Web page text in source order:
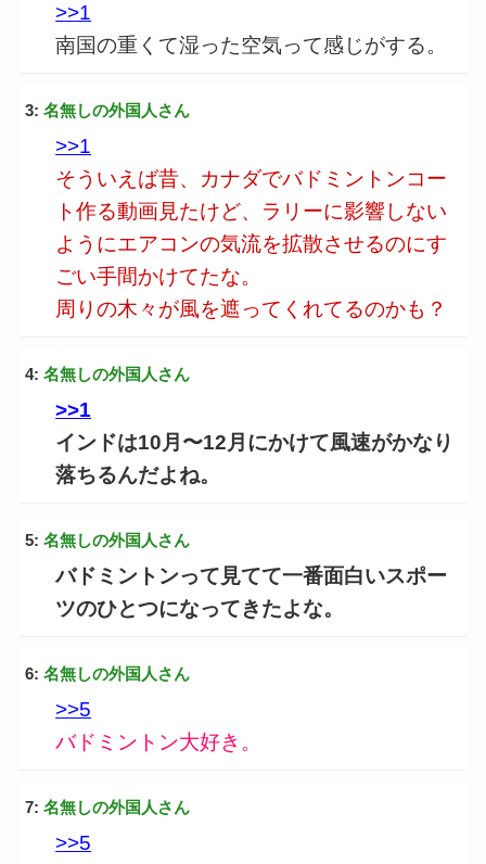
>>1
南国の重くて湿った空気って感じがする。
3: 名無しの外国人さん
>>1
そういえば昔、カナダでバドミントンコー
ト作る動画見たけど、ラリーに影響しない
ようにエアコンの気流を拡散させるのにす
ごい手間かけてたな。
周りの木々が風を遮ってくれてるのかも？
4: 名無しの外国人さん
>>1
インドは10月〜12月にかけて風速がかなり
落ちるんだよね。
5: 名無しの外国人さん
バドミントンって見てて一番面白いスポー
ツのひとつになってきたよな。
6: 名無しの外国人さん
>>5
バドミントン大好き。
7: 名無しの外国人さん
>>5